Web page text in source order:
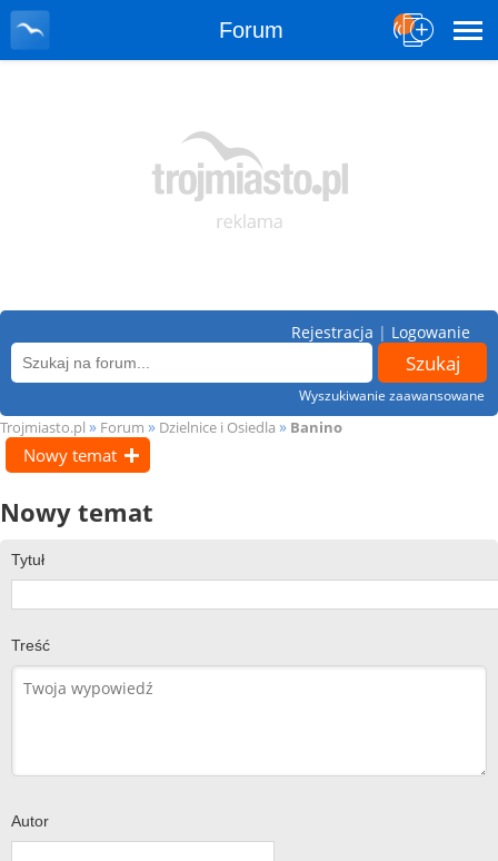
Forum
Wyszukiwanie zaawansowane
Rejestracja | Logowanie
Trojmiasto.pl » Forum » Dzielnice i Osiedla » Banino
Nowy temat
Nowy temat
Tytuł
Treść
Autor